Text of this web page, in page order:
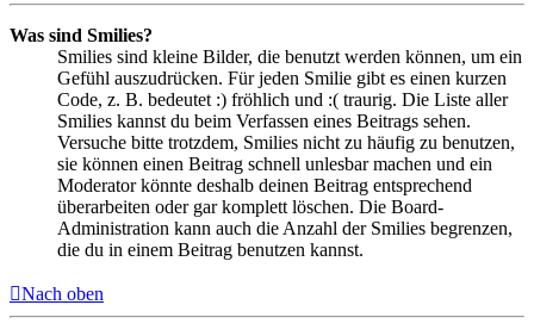
Was sind Smilies?
Smilies sind kleine Bilder, die benutzt werden können, um ein
Gefühl auszudrücken. Für jeden Smilie gibt es einen kurzen
Code, z. B. bedeutet :) fröhlich und :( traurig. Die Liste aller
Smilies kannst du beim Verfassen eines Beitrags sehen.
Versuche bitte trotzdem, Smilies nicht zu häufig zu benutzen,
sie können einen Beitrag schnell unlesbar machen und ein
Moderator könnte deshalb deinen Beitrag entsprechend
überarbeiten oder gar komplett löschen. Die Board-
Administration kann auch die Anzahl der Smilies begrenzen,
die du in einem Beitrag benutzen kannst.
Nach oben